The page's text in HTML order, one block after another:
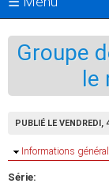
Groupe
le
PUBLIÉ LE VENDREDI,
Masquer
Informations
Série: